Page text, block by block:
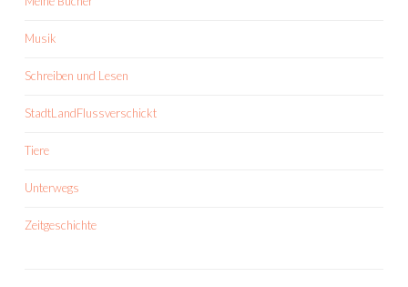
Musik
Schreiben und Lesen
StadtLandFlussverschickt
Tiere
Unterwegs
Zeitgeschichte